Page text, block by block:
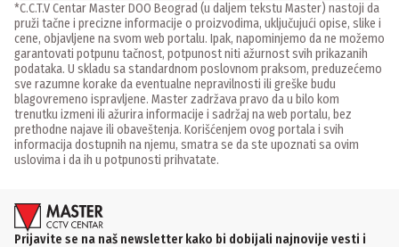
*C.C.T.V Centar Master DOO Beograd (u daljem tekstu Master) nastoji da
pruži tačne i precizne informacije o proizvodima, uključujući opise, slike i
cene, objavljene na svom web portalu. Ipak, napominjemo da ne možemo
garantovati potpunu tačnost, potpunost niti ažurnost svih prikazanih
podataka. U skladu sa standardnom poslovnom praksom, preduzećemo
sve razumne korake da eventualne nepravilnosti ili greške budu
blagovremeno ispravljene. Master zadržava pravo da u bilo kom
trenutku izmeni ili ažurira informacije i sadržaj na web portalu, bez
prethodne najave ili obaveštenja. Korišćenjem ovog portala i svih
informacija dostupnih na njemu, smatra se da ste upoznati sa ovim
uslovima i da ih u potpunosti prihvatate.
Prijavite se na naš newsletter kako bi dobijali najnovije vesti i